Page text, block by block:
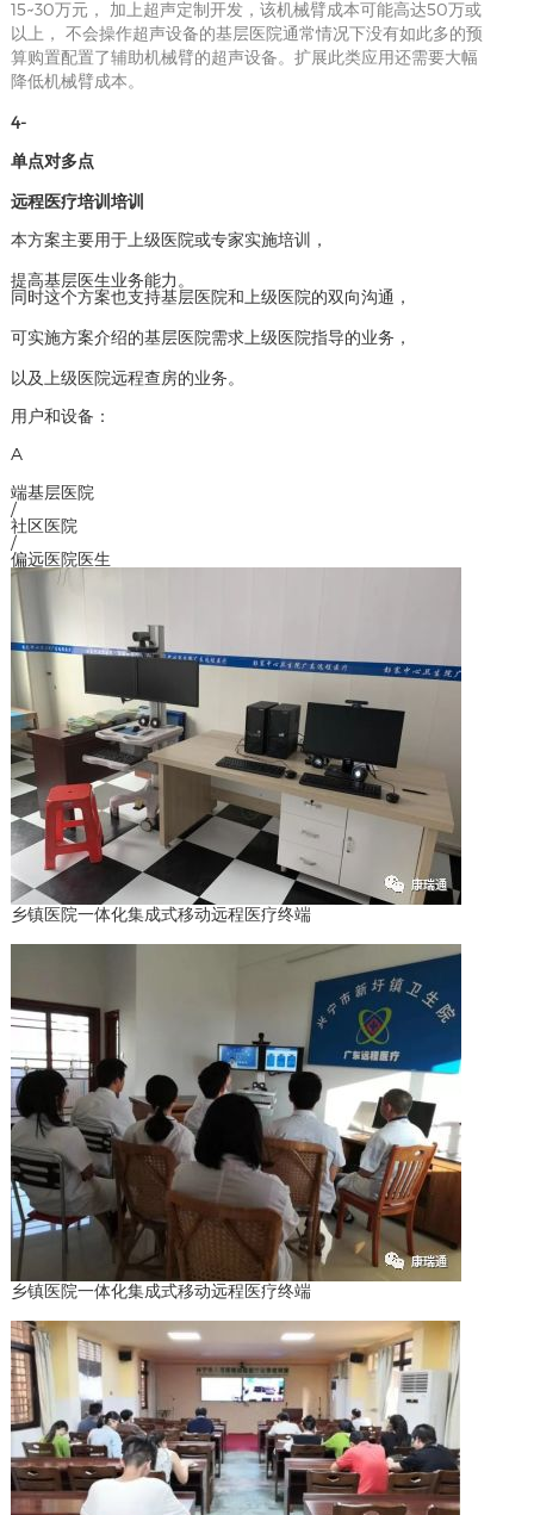
15~30万元， 加上超声定制开发，该机械臂成本可能高达50万或
以上， 不会操作超声设备的基层医院通常情况下没有如此多的预
算购置配置了辅助机械臂的超声设备。扩展此类应用还需要大幅
降低机械臂成本。
4-
单点对多点
远程医疗培训培训
本方案主要用于上级医院或专家实施培训，
提高基层医生业务能力。
同时这个方案也支持基层医院和上级医院的双向沟通，
可实施方案介绍的基层医院需求上级医院指导的业务，
以及上级医院远程查房的业务。
用户和设备：
A
端基层医院
/
社区医院
/
偏远医院医生
乡镇医院一体化集成式移动远程医疗终端
乡镇医院一体化集成式移动远程医疗终端